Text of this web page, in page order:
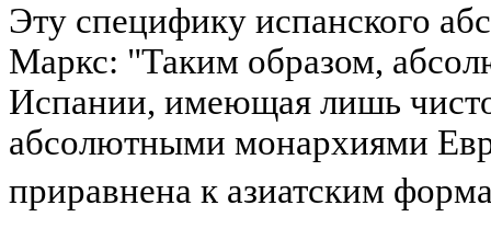
Эту специфику испанского
Маркс: "Таким образом,
Испании, имеющая лишь
абсолютными монархиями
приравнена к азиатским